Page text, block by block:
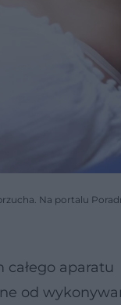
Na portalu
aparatu
od